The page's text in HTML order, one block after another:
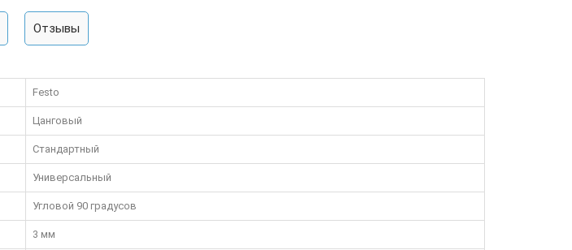
Отзывы
Festo
Цанговый
Стандартный
Универсальный
Угловой 90 градусов
3 мм